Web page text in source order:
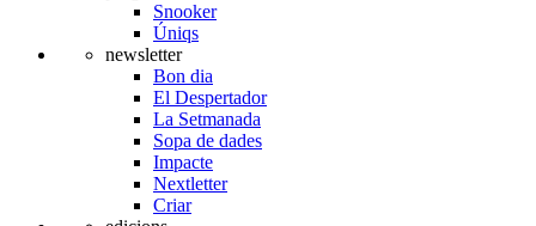
Snooker
Úniqs
newsletter
Bon dia
El Despertador
La Setmanada
Sopa de dades
Impacte
Nextletter
Criar